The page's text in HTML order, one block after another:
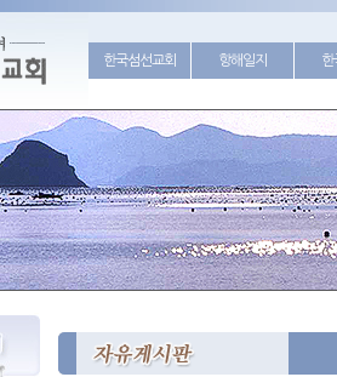
한국섬선교회 항해일지 한